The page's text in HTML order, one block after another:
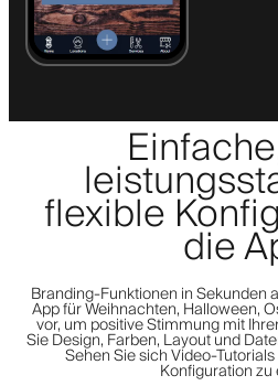
flexible
die
Branding-Funktionen in Sekunden
App für Weihnachten, Halloween,
vor, um positive Stimmung mit
Sie Design, Farben, Layout und
Sehen Sie sich Video-
Konfiguration